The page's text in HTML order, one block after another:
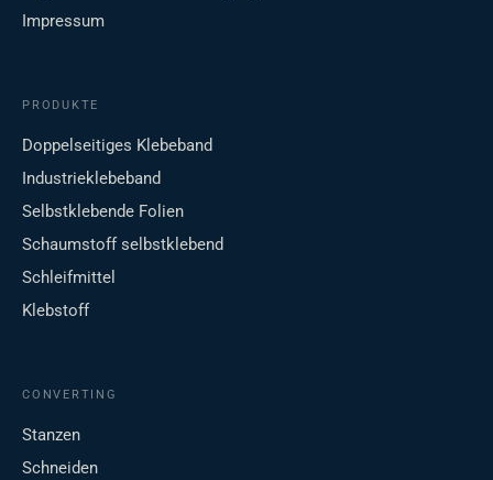
Impressum
PRODUKTE
Doppelseitiges Klebeband
Industrieklebeband
Selbstklebende Folien
Schaumstoff selbstklebend
Schleifmittel
Klebstoff
CONVERTING
Stanzen
Schneiden